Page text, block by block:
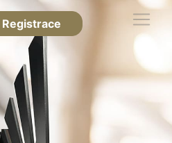
Registrace